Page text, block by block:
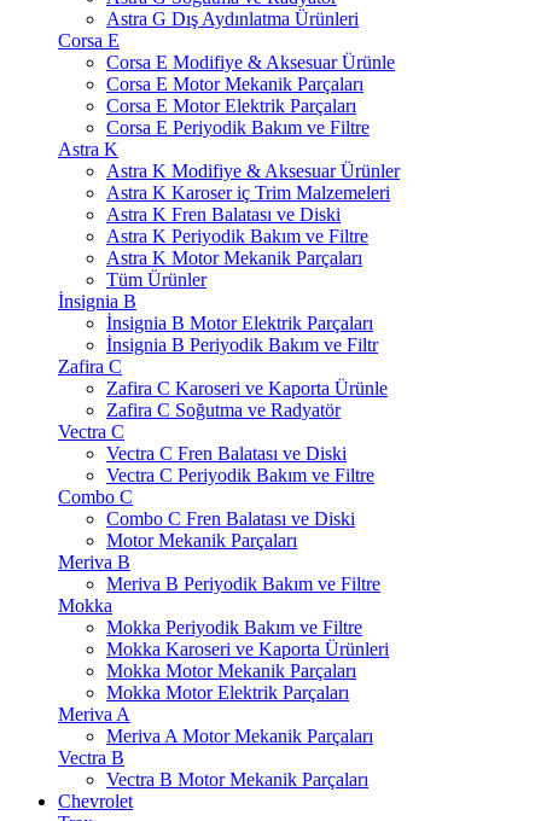
Astra G Dış Aydınlatma Ürünleri
Corsa E
Corsa E Modifiye & Aksesuar Ürünle
Corsa E Motor Mekanik Parçaları
Corsa E Motor Elektrik Parçaları
Corsa E Periyodik Bakım ve Filtre
Astra K
Astra K Modifiye & Aksesuar Ürünler
Astra K Karoser iç Trim Malzemeleri
Astra K Fren Balatası ve Diski
Astra K Periyodik Bakım ve Filtre
Astra K Motor Mekanik Parçaları
Tüm Ürünler
İnsignia B
İnsignia B Motor Elektrik Parçaları
İnsignia B Periyodik Bakım ve Filtr
Zafira C
Zafira C Karoseri ve Kaporta Ürünle
Zafira C Soğutma ve Radyatör
Vectra C
Vectra C Fren Balatası ve Diski
Vectra C Periyodik Bakım ve Filtre
Combo C
Combo C Fren Balatası ve Diski
Motor Mekanik Parçaları
Meriva B
Meriva B Periyodik Bakım ve Filtre
Mokka
Mokka Periyodik Bakım ve Filtre
Mokka Karoseri ve Kaporta Ürünleri
Mokka Motor Mekanik Parçaları
Mokka Motor Elektrik Parçaları
Meriva A
Meriva A Motor Mekanik Parçaları
Vectra B
Vectra B Motor Mekanik Parçaları
Chevrolet